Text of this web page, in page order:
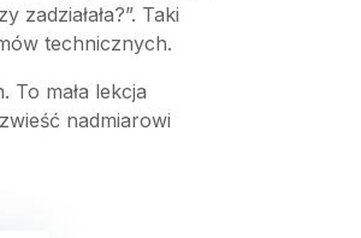
Taki
technicznych.
To mała lekcja
nadmiarowi